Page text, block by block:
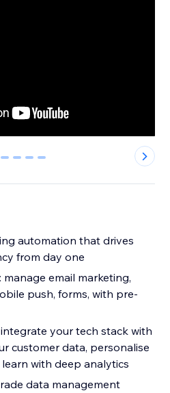
1 2 3 4
automation that drives
from day one
email marketing,
push, forms, with pre-
integrate your tech stack with
customer data, personalise
with deep analytics
data management